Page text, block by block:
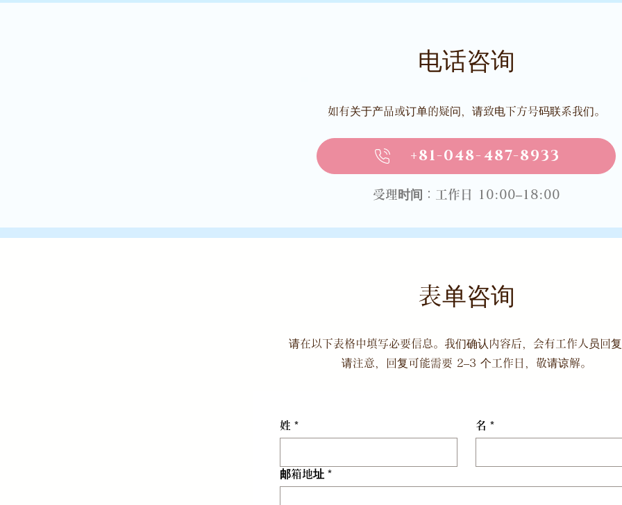
电话咨询
如有关于产品或订单的疑问，请致电下方号码联系我们。
+81-048-487-8933
受理时间：工作日 10:00–18:00
表单咨询
请在以下表格中填写必要信息。我们确认内容后，会有工作人员回
请注意，回复可能需要 2–3 个工作日，敬请谅解。
姓 * 名 *
邮箱地址 *